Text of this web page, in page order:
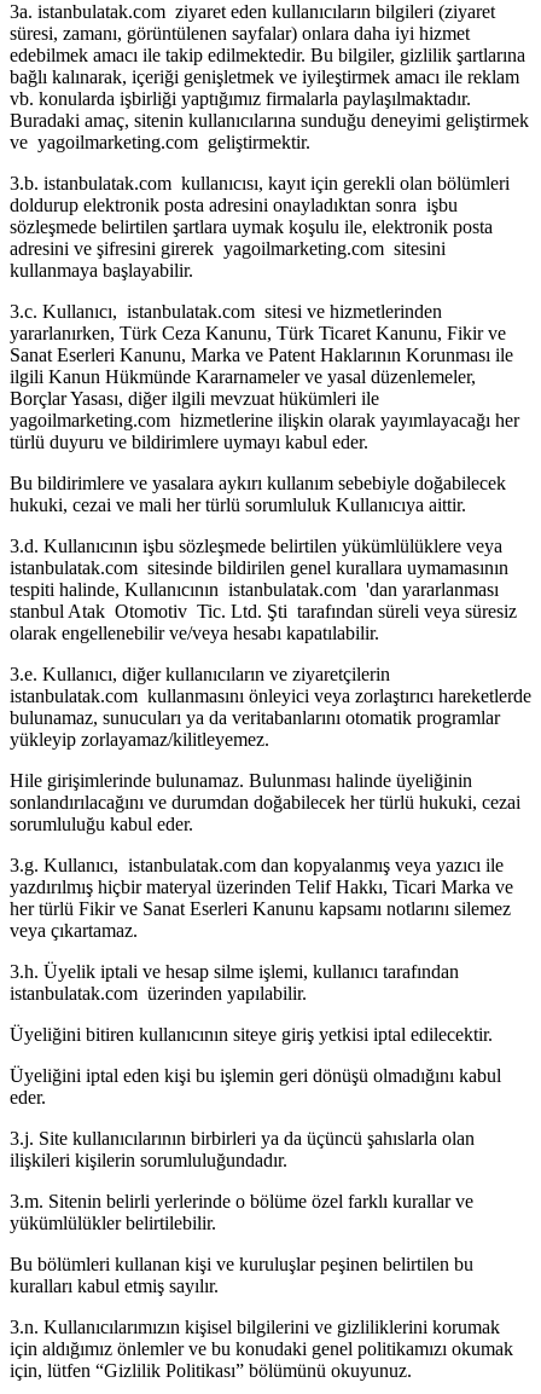
3a. istanbulatak.com ziyaret eden kullanıcıların bilgileri (ziyaret
süresi, zamanı, görüntülenen sayfalar) onlara daha iyi hizmet
edebilmek amacı ile takip edilmektedir. Bu bilgiler, gizlilik şartlarına
bağlı kalınarak, içeriği genişletmek ve iyileştirmek amacı ile reklam
vb. konularda işbirliği yaptığımız firmalarla paylaşılmaktadır.
Buradaki amaç, sitenin kullanıcılarına sunduğu deneyimi geliştirmek
ve yagoilmarketing.com geliştirmektir.
3.b. istanbulatak.com kullanıcısı, kayıt için gerekli olan bölümleri
doldurup elektronik posta adresini onayladıktan sonra işbu
sözleşmede belirtilen şartlara uymak koşulu ile, elektronik posta
adresini ve şifresini girerek yagoilmarketing.com sitesini
kullanmaya başlayabilir.
3.c. Kullanıcı, istanbulatak.com sitesi ve hizmetlerinden
yararlanırken, Türk Ceza Kanunu, Türk Ticaret Kanunu, Fikir ve
Sanat Eserleri Kanunu, Marka ve Patent Haklarının Korunması ile
ilgili Kanun Hükmünde Kararnameler ve yasal düzenlemeler,
Borçlar Yasası, diğer ilgili mevzuat hükümleri ile
yagoilmarketing.com hizmetlerine ilişkin olarak yayımlayacağı her
türlü duyuru ve bildirimlere uymayı kabul eder.
Bu bildirimlere ve yasalara aykırı kullanım sebebiyle doğabilecek
hukuki, cezai ve mali her türlü sorumluluk Kullanıcıya aittir.
3.d. Kullanıcının işbu sözleşmede belirtilen yükümlülüklere veya
istanbulatak.com sitesinde bildirilen genel kurallara uymamasının
tespiti halinde, Kullanıcının istanbulatak.com 'dan yararlanması
stanbul Atak Otomotiv Tic. Ltd. Şti tarafından süreli veya süresiz
olarak engellenebilir ve/veya hesabı kapatılabilir.
3.e. Kullanıcı, diğer kullanıcıların ve ziyaretçilerin
istanbulatak.com kullanmasını önleyici veya zorlaştırıcı hareketlerde
bulunamaz, sunucuları ya da veritabanlarını otomatik programlar
yükleyip zorlayamaz/kilitleyemez.
Hile girişimlerinde bulunamaz. Bulunması halinde üyeliğinin
sonlandırılacağını ve durumdan doğabilecek her türlü hukuki, cezai
sorumluluğu kabul eder.
3.g. Kullanıcı, istanbulatak.com dan kopyalanmış veya yazıcı ile
yazdırılmış hiçbir materyal üzerinden Telif Hakkı, Ticari Marka ve
her türlü Fikir ve Sanat Eserleri Kanunu kapsamı notlarını silemez
veya çıkartamaz.
3.h. Üyelik iptali ve hesap silme işlemi, kullanıcı tarafından
istanbulatak.com üzerinden yapılabilir.
Üyeliğini bitiren kullanıcının siteye giriş yetkisi iptal edilecektir.
Üyeliğini iptal eden kişi bu işlemin geri dönüşü olmadığını kabul
eder.
3.j. Site kullanıcılarının birbirleri ya da üçüncü şahıslarla olan
ilişkileri kişilerin sorumluluğundadır.
3.m. Sitenin belirli yerlerinde o bölüme özel farklı kurallar ve
yükümlülükler belirtilebilir.
Bu bölümleri kullanan kişi ve kuruluşlar peşinen belirtilen bu
kuralları kabul etmiş sayılır.
3.n. Kullanıcılarımızın kişisel bilgilerini ve gizliliklerini korumak
için aldığımız önlemler ve bu konudaki genel politikamızı okumak
için, lütfen “Gizlilik Politikası” bölümünü okuyunuz.